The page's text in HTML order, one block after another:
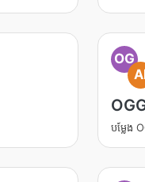
OG
បម្លែង